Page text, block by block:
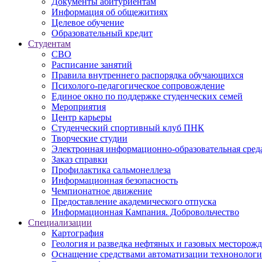
Информация об общежитиях
Целевое обучение
Образовательный кредит
Студентам
СВО
Расписание занятий
Правила внутреннего распорядка обучающихся
Психолого-педагогическое сопровождение
Единое окно по поддержке студенческих семей
Мероприятия
Центр карьеры
Студенческий спортивный клуб ПНК
Творческие студии
Электронная информационно-образовательная
Заказ справки
Профилактика сальмонеллеза
Информационная безопасность
Чемпионатное движение
Предоставление академического отпуска
Информационная Кампания. Добровольчество
Специализации
Картография
Геология и разведка нефтяных и газовых
Оснащение средствами автоматизации